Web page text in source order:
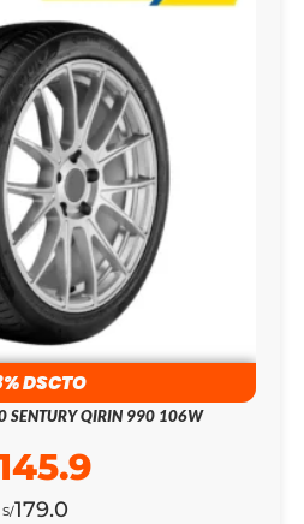
DSCTO
SENTURY QIRIN 990 106W
S/179.0